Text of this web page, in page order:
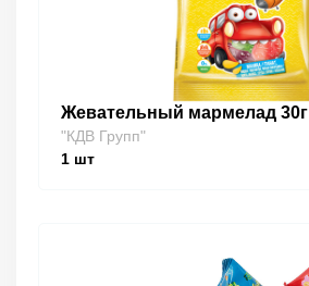
Жевательный мармелад 30г
"КДВ Групп"
1 шт